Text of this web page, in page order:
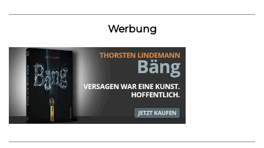
Werbung